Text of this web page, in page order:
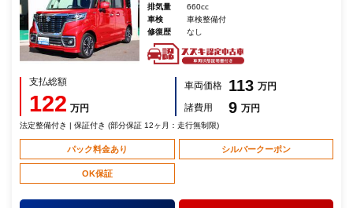
排気量
660cc
車検
車検整備付
修復歴
なし
支払総額
122 万円
車両価格 113 万円
諸費用
9 万円
法定整備付き | 保証付き (部分保証 12ヶ月：走行無制限)
パック料金あり シルバークーポン
OK保証